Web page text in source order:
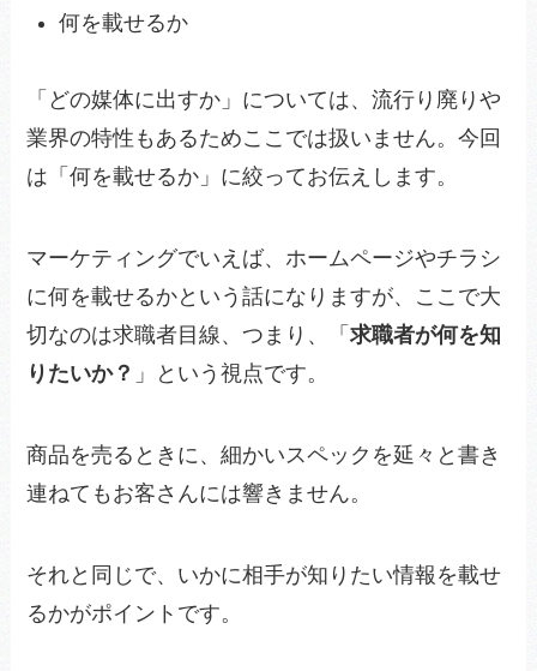
何を載せるか
「どの媒体に出すか」については、流行り廃りや
業界の特性もあるためここでは扱いません。今回
は「何を載せるか」に絞ってお伝えします。
マーケティングでいえば、ホームページやチラシ
に何を載せるかという話になりますが、ここで大
切なのは求職者目線、つまり、「求職者が何を知
りたいか？ 」という視点です。
商品を売るときに、細かいスペックを延々と書き
連ねてもお客さんには響きません。
それと同じで、いかに相手が知りたい情報を載せ
るかがポイントです。